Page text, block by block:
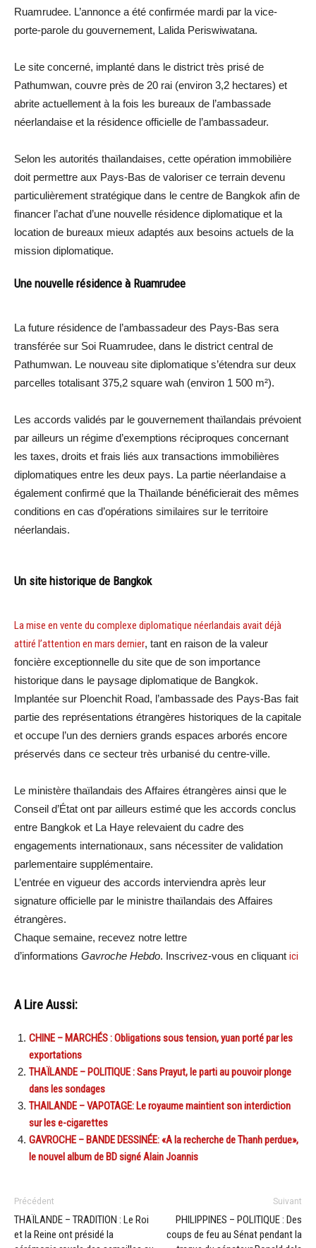
Ruamrudee. L’annonce a été confirmée mardi par la vice-
porte-parole du gouvernement, Lalida Periswiwatana.
Le site concerné, implanté dans le district très prisé de
Pathumwan, couvre près de 20 rai (environ 3,2 hectares) et
abrite actuellement à la fois les bureaux de l’ambassade
néerlandaise et la résidence officielle de l’ambassadeur.
Selon les autorités thaïlandaises, cette opération immobilière
doit permettre aux Pays-Bas de valoriser ce terrain devenu
particulièrement stratégique dans le centre de Bangkok afin de
financer l’achat d’une nouvelle résidence diplomatique et la
location de bureaux mieux adaptés aux besoins actuels de la
mission diplomatique.
Une nouvelle résidence à Ruamrudee
La future résidence de l’ambassadeur des Pays-Bas sera
transférée sur Soi Ruamrudee, dans le district central de
Pathumwan. Le nouveau site diplomatique s’étendra sur deux
parcelles totalisant 375,2 square wah (environ 1 500 m²).
Les accords validés par le gouvernement thaïlandais prévoient
par ailleurs un régime d’exemptions réciproques concernant
les taxes, droits et frais liés aux transactions immobilières
diplomatiques entre les deux pays. La partie néerlandaise a
également confirmé que la Thaïlande bénéficierait des mêmes
conditions en cas d’opérations similaires sur le territoire
néerlandais.
Un site historique de Bangkok
La mise en vente du complexe diplomatique néerlandais avait déjà
attiré l’attention en mars dernier, tant en raison de la valeur
foncière exceptionnelle du site que de son importance
historique dans le paysage diplomatique de Bangkok.
Implantée sur Ploenchit Road, l’ambassade des Pays-Bas fait
partie des représentations étrangères historiques de la capitale
et occupe l’un des derniers grands espaces arborés encore
préservés dans ce secteur très urbanisé du centre-ville.
Le ministère thaïlandais des Affaires étrangères ainsi que le
Conseil d’État ont par ailleurs estimé que les accords conclus
entre Bangkok et La Haye relevaient du cadre des
engagements internationaux, sans nécessiter de validation
parlementaire supplémentaire.
L’entrée en vigueur des accords interviendra après leur
signature officielle par le ministre thaïlandais des Affaires
étrangères.
Chaque semaine, recevez notre lettre
d’informations Gavroche Hebdo. Inscrivez-vous en cliquant ici
A Lire Aussi:
CHINE – MARCHÉS : Obligations sous tension, yuan porté par les
exportations
THAÏLANDE – POLITIQUE : Sans Prayut, le parti au pouvoir plonge
dans les sondages
THAILANDE – VAPOTAGE: Le royaume maintient son interdiction
sur les e-cigarettes
GAVROCHE – BANDE DESSINÉE: «A la recherche de Thanh perdue»,
le nouvel album de BD signé Alain Joannis
Précédent
THAÏLANDE – TRADITION : Le Roi
et la Reine ont présidé la
Suivant
PHILIPPINES – POLITIQUE : Des
coups de feu au Sénat pendant la